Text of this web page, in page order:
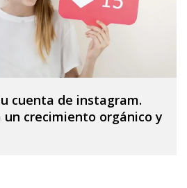
cuenta de instagram.
un crecimiento orgánico y